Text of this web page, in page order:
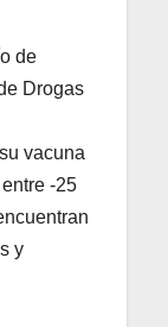
de
Drogas
vacuna
-25
y